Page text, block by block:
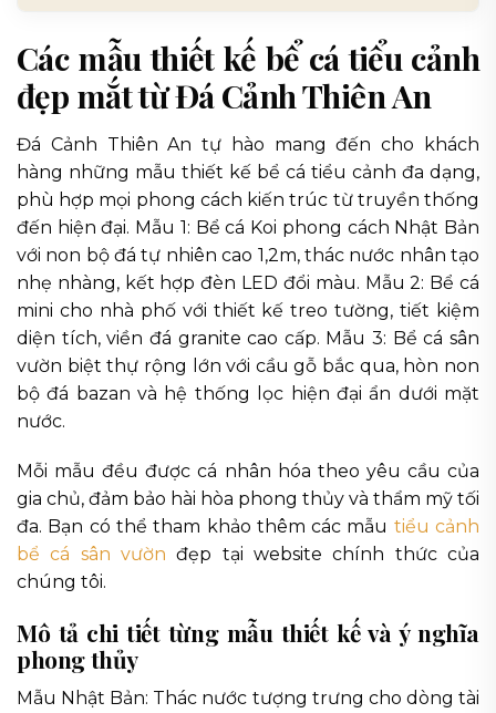
Các mẫu thiết kế bể cá tiểu cảnh
đẹp mắt từ Đá Cảnh Thiên An
Đá Cảnh Thiên An tự hào mang đến cho khách
hàng những mẫu thiết kế bể cá tiểu cảnh đa dạng,
phù hợp mọi phong cách kiến trúc từ truyền thống
đến hiện đại. Mẫu 1: Bể cá Koi phong cách Nhật Bản
với non bộ đá tự nhiên cao 1,2m, thác nước nhân tạo
nhẹ nhàng, kết hợp đèn LED đổi màu. Mẫu 2: Bể cá
mini cho nhà phố với thiết kế treo tường, tiết kiệm
diện tích, viền đá granite cao cấp. Mẫu 3: Bể cá sân
vườn biệt thự rộng lớn với cầu gỗ bắc qua, hòn non
bộ đá bazan và hệ thống lọc hiện đại ẩn dưới mặt
nước.
Mỗi mẫu đều được cá nhân hóa theo yêu cầu của
gia chủ, đảm bảo hài hòa phong thủy và thẩm mỹ tối
đa. Bạn có thể tham khảo thêm các mẫu tiểu cảnh
bể cá sân vườn đẹp tại website chính thức của
chúng tôi.
Mô tả chi tiết từng mẫu thiết kế và ý nghĩa
phong thủy
Mẫu Nhật Bản: Thác nước tượng trưng cho dòng tài